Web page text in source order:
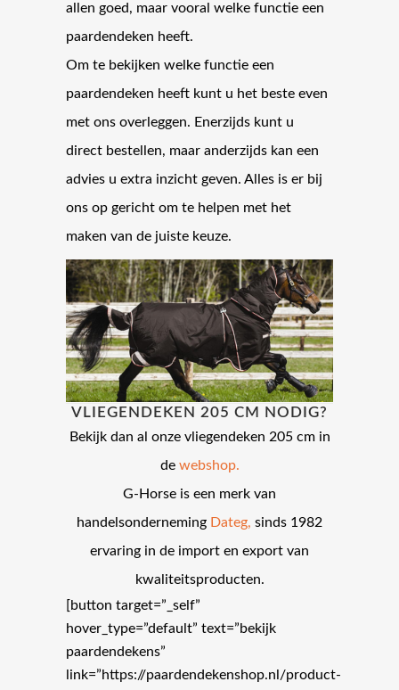
allen goed, maar vooral welke functie een
paardendeken heeft.
Om te bekijken welke functie een
paardendeken heeft kunt u het beste even
met ons overleggen. Enerzijds kunt u
direct bestellen, maar anderzijds kan een
advies u extra inzicht geven. Alles is er bij
ons op gericht om te helpen met het
maken van de juiste keuze.
VLIEGENDEKEN 205 CM NODIG?
Bekijk dan al onze vliegendeken 205 cm in
de webshop.
G-Horse is een merk van
handelsonderneming Dateg, sinds 1982
ervaring in de import en export van
kwaliteitsproducten.
[button target=”_self”
hover_type=”default” text=”bekijk
paardendekens”
link=”https://paardendekenshop.nl/product-